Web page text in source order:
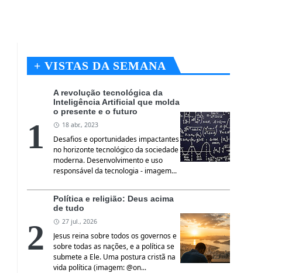
+ VISTAS DA SEMANA
A revolução tecnológica da
Inteligência Artificial que molda
o presente e o futuro
18 abr., 2023
Desafios e oportunidades impactantes
no horizonte tecnológico da sociedade
moderna. Desenvolvimento e uso
responsável da tecnologia - imagem...
Política e religião: Deus acima
de tudo
27 jul., 2026
Jesus reina sobre todos os governos e
sobre todas as nações, e a política se
submete a Ele. Uma postura cristã na
vida política (imagem: @on...